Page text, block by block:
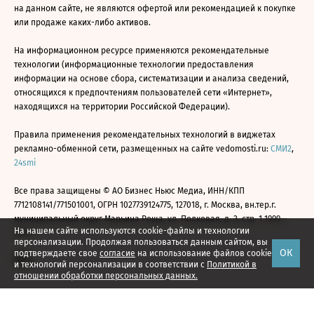
На нашем сайте используются cookie-файлы и технологии
персонализации. Продолжая пользоваться данным сайтом, вы
подтверждаете свое согласие на использование файлов cookie
и технологий персонализации в соответствии с Политикой в
отношении обработки персональных данных.
ОК
на данном сайте, не являются офертой или рекомендацией к покупке
или продаже каких-либо активов.
На информационном ресурсе применяются рекомендательные
технологии (информационные технологии предоставления
информации на основе сбора, систематизации и анализа сведений,
относящихся к предпочтениям пользователей сети «Интернет»,
находящихся на территории Российской Федерации).
Правила применения рекомендательных технологий в виджетах
рекламно-обменной сети, размещенных на сайте vedomosti.ru: СМИ2,
24smi
Все права защищены © АО Бизнес Ньюс Медиа, ИНН/КПП
7712108141/771501001, ОГРН 1027739124775, 127018, г. Москва, вн.тер.г.
муниципальный округ Марьина Роща, ул. Полковая, д. 3, стр. 1 1999—
2026